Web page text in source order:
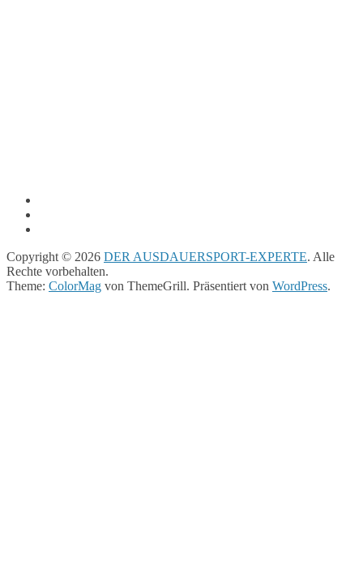
Copyright © 2026 DER AUSDAUERSPORT-EXPERTE. Alle
Rechte vorbehalten.
Theme: ColorMag von ThemeGrill. Präsentiert von WordPress.